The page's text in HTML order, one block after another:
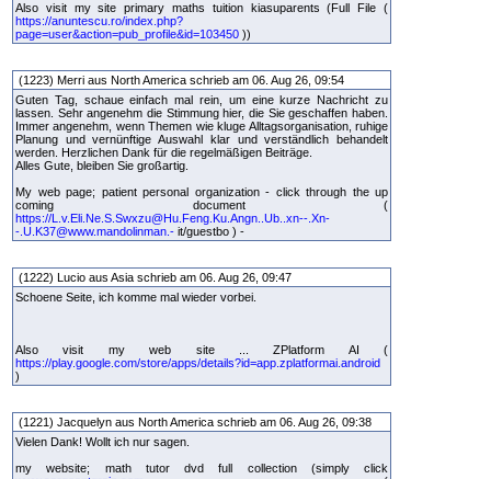
Also visit my site primary maths tuition kiasuparents (Full File (
https://anuntescu.ro/index.php?
page=user&action=pub_profile&id=103450 ))
(1223) Merri aus North America schrieb am 06. Aug 26, 09:54
Guten Tag, schaue einfach mal rein, um eine kurze Nachricht zu
lassen. Sehr angenehm die Stimmung hier, die Sie geschaffen haben.
Immer angenehm, wenn Themen wie kluge Alltagsorganisation, ruhige
Planung und vernünftige Auswahl klar und verständlich behandelt
werden. Herzlichen Dank für die regelmäßigen Beiträge.
Alles Gute, bleiben Sie großartig.
My web page; patient personal organization - click through the up
coming document (
https://L.v.Eli.Ne.S.Swxzu@Hu.Feng.Ku.Angn..Ub..xn--.Xn-
-.U.K37@www.mandolinman.- it/guestbo ) -
(1222) Lucio aus Asia schrieb am 06. Aug 26, 09:47
Schoene Seite, ich komme mal wieder vorbei.
Also visit my web site ... ZPlatform AI (
https://play.google.com/store/apps/details?id=app.zplatformai.android
)
(1221) Jacquelyn aus North America schrieb am 06. Aug 26, 09:38
Vielen Dank! Wollt ich nur sagen.
my website; math tutor dvd full collection (simply click